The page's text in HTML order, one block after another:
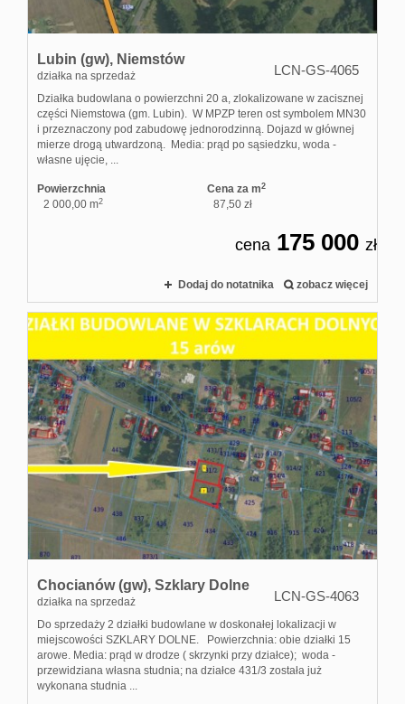
Lubin (gw), Niemstów
działka na sprzedaż LCN-GS-4065
Działka budowlana o powierzchni 20 a, zlokalizowane w zacisznej
części Niemstowa (gm. Lubin). W MPZP teren ost symbolem MN30
i przeznaczony pod zabudowę jednorodzinną. Dojazd w głównej
mierze drogą utwardzoną. Media: prąd po sąsiedzku, woda -
własne ujęcie, ...
Powierzchnia
2 000,00 m2
Cena za m2
87,50 zł
cena 175 000 zł
Dodaj do notatnika zobacz więcej
Chocianów (gw), Szklary Dolne
działka na sprzedaż LCN-GS-4063
Do sprzedaży 2 działki budowlane w doskonałej lokalizacji w
miejscowości SZKLARY DOLNE. Powierzchnia: obie działki 15
arowe. Media: prąd w drodze ( skrzynki przy działce); woda -
przewidziana własna studnia; na działce 431/3 została już
wykonana studnia ...